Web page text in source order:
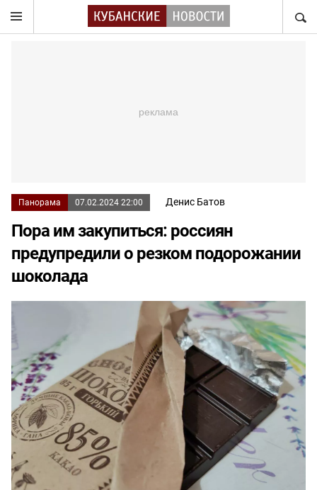
Панорама 07.02.2024 22:00 Денис Батов
Пора им закупиться: россиян
предупредили о резком подорожании
шоколада